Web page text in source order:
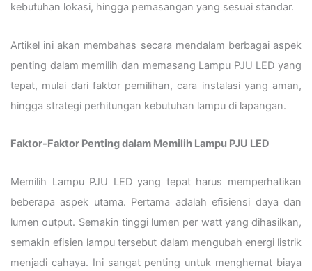
kebutuhan lokasi, hingga pemasangan yang sesuai standar.
Artikel ini akan membahas secara mendalam berbagai aspek
penting dalam memilih dan memasang Lampu PJU LED yang
tepat, mulai dari faktor pemilihan, cara instalasi yang aman,
hingga strategi perhitungan kebutuhan lampu di lapangan.
Faktor-Faktor Penting dalam Memilih Lampu PJU LED
Memilih Lampu PJU LED yang tepat harus memperhatikan
beberapa aspek utama. Pertama adalah efisiensi daya dan
lumen output. Semakin tinggi lumen per watt yang dihasilkan,
semakin efisien lampu tersebut dalam mengubah energi listrik
menjadi cahaya. Ini sangat penting untuk menghemat biaya